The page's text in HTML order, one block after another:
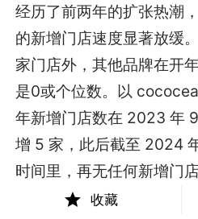
经历了前两年的扩张热潮
的新增门店速度显著放缓
家门店外，其他品牌在开
是0或个位数。以
年新增门店数在 2023 年
增 5 家，此后截至 2024
时间里，再无任何新增门店
蔻蔻椰的发展轨迹也反映
收藏